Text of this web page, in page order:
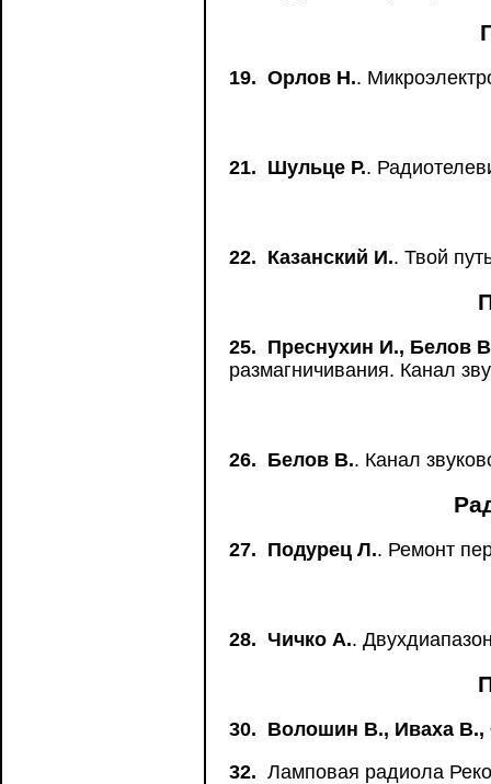
19. Орлов Н..
21. Шульце Р..
22. Казанский И.. Твой
25. Преснухин И., Белов
размагничивания. Канал
26. Белов В.. Канал
27. Подурец Л.. Ремонт
28. Чичко А..
30. Волошин В., Иваха В.,
32. Ламповая радиола